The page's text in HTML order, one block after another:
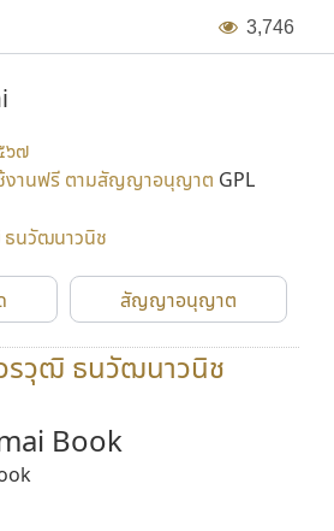
3,746
๖๗
งานฟรี ตามสัญญาอนุญาต GPL
นวัฒนาวนิช
สัญญาอนุญาต
รวุฒิ ธนวัฒนาวนิช
Book